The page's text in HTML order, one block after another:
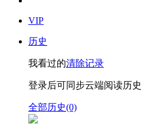
VIP
历史
我看过的清除记录
登录后可同步云端阅读历史
全部历史(0)